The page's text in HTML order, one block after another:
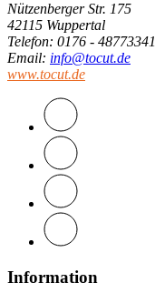
Nützenberger Str. 175
42115 Wuppertal
Telefon: 0176 - 48773341
Email: info@tocut.de
www.tocut.de
Information